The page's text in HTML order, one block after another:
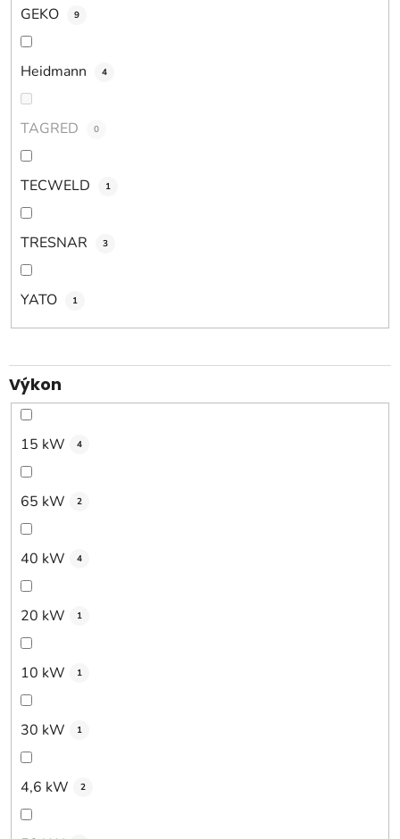
GEKO 9
Heidmann 4
TAGRED 0
TECWELD 1
TRESNAR 3
YATO 1
Výkon
15 kW 4
65 kW 2
40 kW 4
20 kW 1
10 kW 1
30 kW 1
4,6 kW 2